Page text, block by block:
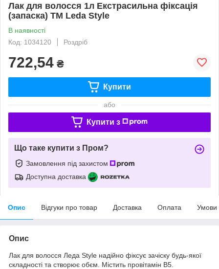
Лак для волосся 1л Екстрасильна фіксація
(запаска) ТМ Leda Style
В наявності
Код: 1034120
Роздріб
722,54 ₴
Купити
або
Купити з
Що таке купити з Пром?
Замовлення під захистом
Доступна доставка
Опис Відгуки про товар Доставка Оплата Умови
Опис
Лак для волосся Леда Style надійно фіксує зачіску будь-якої
складності та створює обєм. Містить провітамін В5.